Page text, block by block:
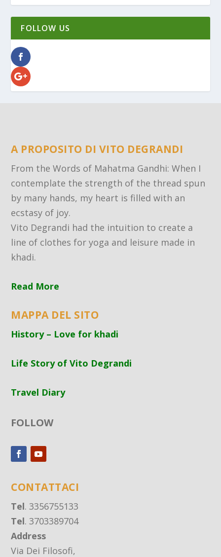
FOLLOW US
A PROPOSITO DI VITO DEGRANDI
From the Words of Mahatma Gandhi: When I
contemplate the strength of the thread spun
by many hands, my heart is filled with an
ecstasy of joy.
Vito Degrandi had the intuition to create a
line of clothes for yoga and leisure made in
khadi.
Read More
MAPPA DEL SITO
History – Love for khadi
Life Story of Vito Degrandi
Travel Diary
FOLLOW
CONTATTACI
Tel. 3356755133
Tel. 3703389704
Address
Via Dei Filosofi,